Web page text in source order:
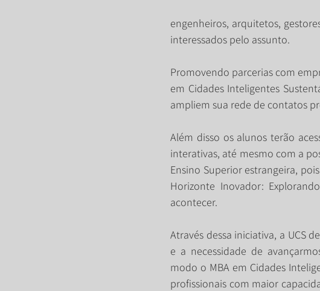
engenheiros, arquitetos,
interessados pelo assunto.
Promovendo parcerias com
em Cidades Inteligentes
ampliem sua rede de contatos
Além disso os alunos terão
interativas, até mesmo com a
Ensino Superior estrangeira,
Horizonte Inovador:
acontecer.
Através dessa iniciativa, a UCS
e a necessidade de
modo o MBA em Cidades
profissionais com maior